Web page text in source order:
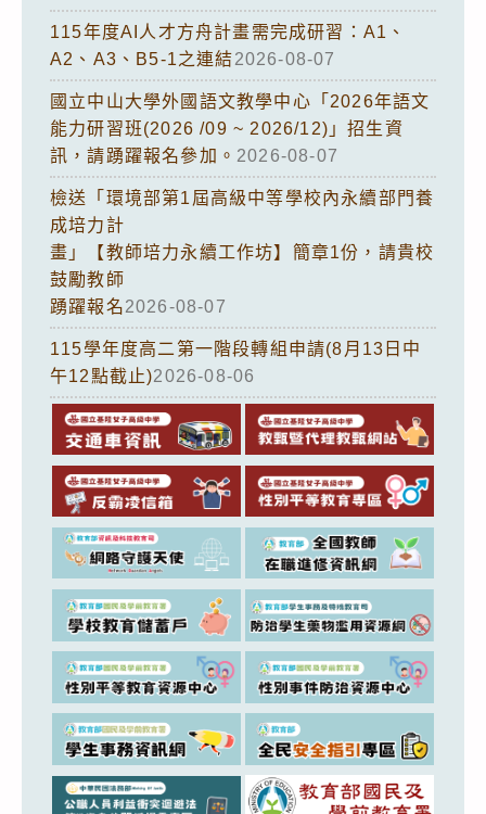
115年度AI人才方舟計畫需完成研習：A1、
A2、A3、B5-1之連結2026-08-07
國立中山大學外國語文教學中心「2026年語文
能力研習班(2026 /09 ~ 2026/12)」招生資
訊，請踴躍報名參加。 2026-08-07
檢送「環境部第1屆高級中等學校內永續部門養
成培力計
畫」【教師培力永續工作坊】簡章1份，請貴校
鼓勵教師
踴躍報名2026-08-07
115學年度高二第一階段轉組申請(8月13日中
午12點截止)2026-08-06